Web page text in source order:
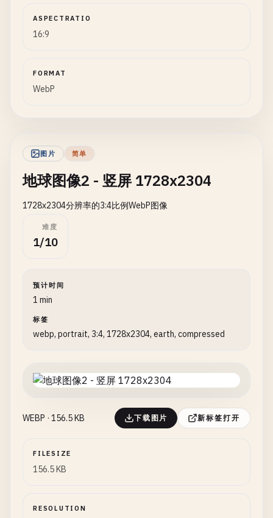
ASPECTRATIO
16:9
FORMAT
WebP
图片 简单
地球图像2 - 竖屏 1728x2304
1728x2304分辨率的3:4比例WebP图像
难度
1/10
预计时间
1 min
标签
webp, portrait, 3:4, 1728x2304, earth, compressed
WEBP · 156.5 KB 下载图片 新标签打开
FILESIZE
156.5 KB
RESOLUTION